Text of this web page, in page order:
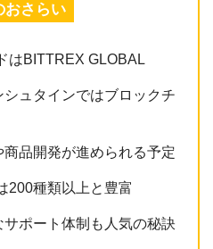
おさらい
はBITTREX GLOBAL
ュタインではブロックチ
品開発が進められる予定
200種類以上と豊富
ポート体制も人気の秘訣